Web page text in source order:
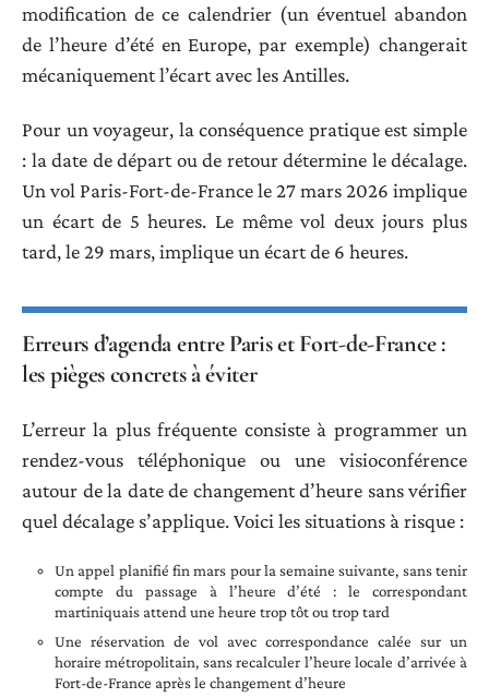
modification de ce calendrier (un éventuel abandon
de l’heure d’été en Europe, par exemple) changerait
mécaniquement l’écart avec les Antilles.
Pour un voyageur, la conséquence pratique est simple
: la date de départ ou de retour détermine le décalage.
Un vol Paris-Fort-de-France le 27 mars 2026 implique
un écart de 5 heures. Le même vol deux jours plus
tard, le 29 mars, implique un écart de 6 heures.
Erreurs d’agenda entre Paris et Fort-de-France :
les pièges concrets à éviter
L’erreur la plus fréquente consiste à programmer un
rendez-vous téléphonique ou une visioconférence
autour de la date de changement d’heure sans vérifier
quel décalage s’applique. Voici les situations à risque :
Un appel planifié fin mars pour la semaine suivante, sans tenir
compte du passage à l’heure d’été : le correspondant
martiniquais attend une heure trop tôt ou trop tard
Une réservation de vol avec correspondance calée sur un
horaire métropolitain, sans recalculer l’heure locale d’arrivée à
Fort-de-France après le changement d’heure